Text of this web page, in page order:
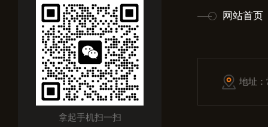
拿起手机扫一扫
网站首页
地址